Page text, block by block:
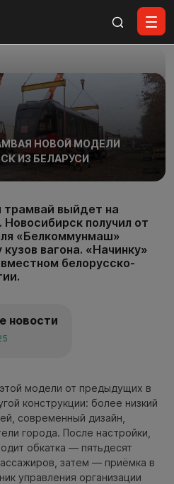
НОВОЙ МОДЕЛИ
ИЗ БЕЛАРУСИ
выйдет на
получил от
«Белкоммунмаш»
вагона. «Начинку»
белорусско-
новости
модели от предыдущих в
конструкции: более низкий
современный дизайн,
города. После настройки,
обкатка — пятьдесят
затем — приёмка в
управления организации